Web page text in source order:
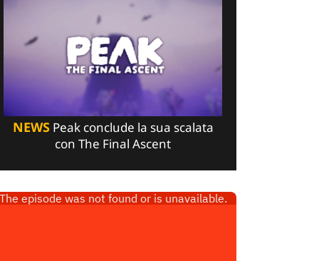
NEWSPeak conclude la sua scalata
con The Final Ascent